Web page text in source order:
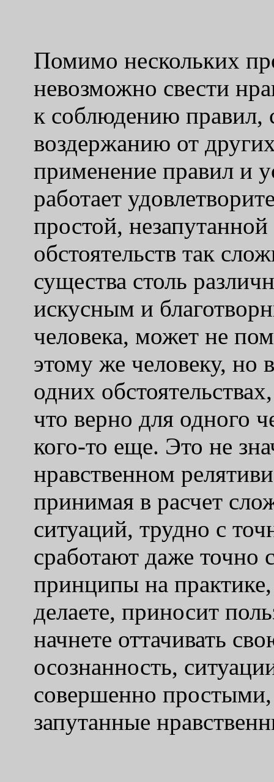
Помимо нескольких
невозможно свести
к соблюдению
воздержанию от
применение правил и
работает
простой,
обстоятельств так
существа столь
искусным и
человека, может не
этому же человеку, но
одних
что верно для одного
кого-то еще. Это не
нравственном
принимая в расчет
ситуаций, трудно с
сработают даже точно
принципы на
делаете, приносит
начнете оттачивать
осознанность,
совершенно простыми,
запутанные